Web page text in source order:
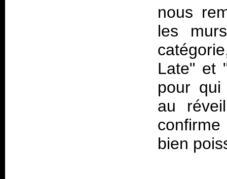
nous
les
Late" et
pour qui
au